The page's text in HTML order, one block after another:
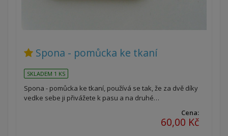
Spona - pomůcka ke tkaní
SKLADEM 1 KS
Spona - pomůcka ke tkaní, používá se tak, že za dvě díky
vedke sebe ji přivážete k pasu a na druhé…
Cena:
60,00 Kč